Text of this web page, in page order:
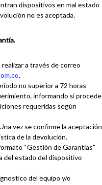
dispositivos en mal estado
no es aceptada.
a través de correo
.
no superior a 72 horas
informando si procede
requeridas según
vez se confirme la aceptación
de la devolución.
“Gestión de Garantías”
del estado del dispositivo
del equipo y/o